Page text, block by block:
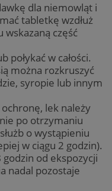
dla niemowląt i
tabletkę wzdłuż
wskazaną część
połykać w całości.
można rozkruszyć
syropie lub innym
lek należy
po otrzymaniu
o wystąpieniu
w ciągu 2 godzin).
od ekspozycji
nadal pozostaje